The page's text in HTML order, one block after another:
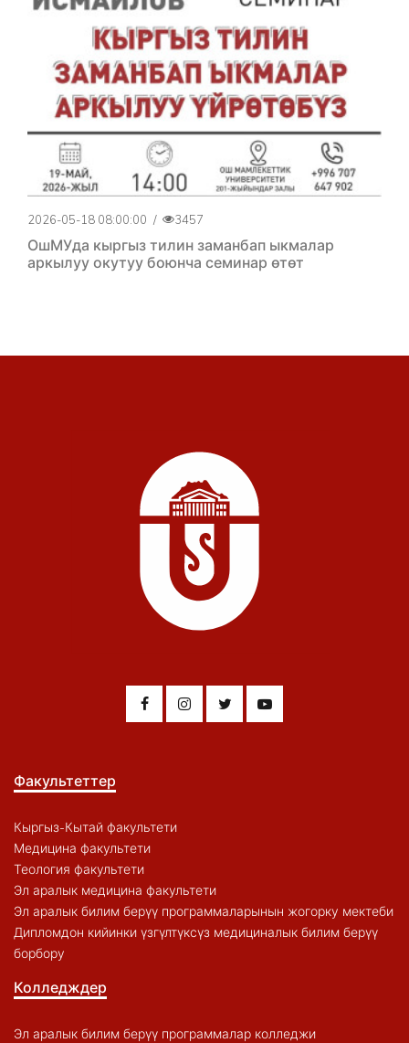
2026-05-18 08:00:00 / 3457
ОшМУда кыргыз тилин заманбап ыкмалар
аркылуу окутуу боюнча семинар өтөт
Факультеттер
Кыргыз-Кытай факультети
Медицина факультети
Теология факультети
Эл аралык медицина факультети
Эл аралык билим берүү программаларынын жогорку мектеби
Дипломдон кийинки үзгүлтүксүз медициналык билим берүү
борбору
Колледждер
Эл аралык билим берүү программалар колледжи